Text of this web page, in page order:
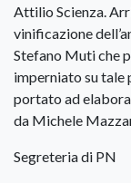
Attilio Scienza.
vinificazione
Stefano Muti che
imperniato su tale
portato ad
da Michele
Segreteria di PN